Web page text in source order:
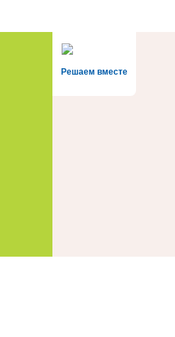
Решаем вместе